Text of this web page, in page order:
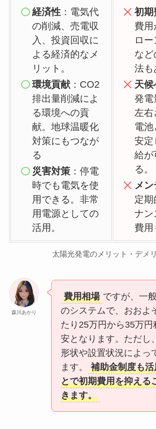
経済性 ：電気代
の削減、売電収
入、投資回収に
よる経済的なメ
リット。
環境貢献 ：CO2
排出量削減によ
る環境への貢
献。地球温暖化
対策にもつなが
る
災害対策 ：停電
時でも電気を使
用できる。非常
用電源としての
活用。
初期
費用
ロ
など
法も
天候
発電
左右
電
安定
給が
る。
メン
定期
ナン
費用
太陽光発電のメリット・デメ
森川あかり
費用相場 ですが、一
のシステムで、おおよ
たり25万円から35万円
安となります。ただし
形状や設置状況によっ
ます。
補助金制度も
とで初期費用を抑える
きます。